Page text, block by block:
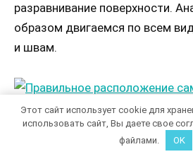
разравнивание поверхности.
образом двигаемся по всем
и швам.
Правильное расположение саморезов
Этот сайт использует cookie для
использовать сайт, Вы даете свое
файлами.
OK